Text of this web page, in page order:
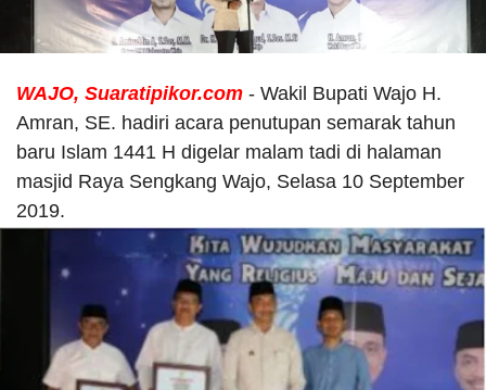
WAJO, Suaratipikor.com - Wakil Bupati Wajo H.
Amran, SE. hadiri acara penutupan semarak tahun
baru Islam 1441 H digelar malam tadi di halaman
masjid Raya Sengkang Wajo, Selasa 10 September
2019.